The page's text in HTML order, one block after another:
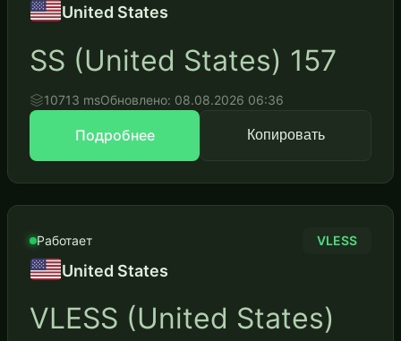
United States
SS (United States) 157
10713 msОбновлено: 08.08.2026 06:36
Подробнее Копировать
Работает VLESS
United States
VLESS (United States)